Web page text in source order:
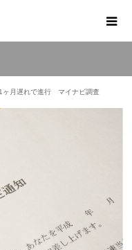
ヶ月遅れで進行 マイナビ調査